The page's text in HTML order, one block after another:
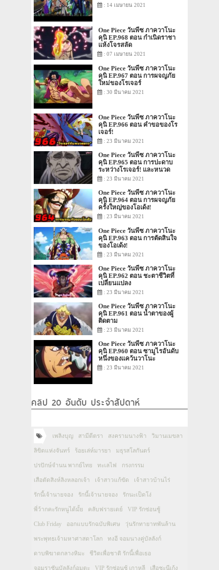
: 14 เมษายน 2021
One Piece วันพีซ ภาควาโนะ
คุนิ EP.968 ตอน กำเนิดราชา
แห้งโจรสลัด
: 07 เมษายน 2021
One Piece วันพีซ ภาควาโนะ
คุนิ EP.967 ตอน การผจญภัย
ใหม่ของโรเจอร์
: 30 มีนาคม 2021
One Piece วันพีซ ภาควาโนะ
คุนิ EP.966 ตอน คำขอของโร
เจอร์!
: 23 มีนาคม 2021
One Piece วันพีซ ภาควาโนะ
คุนิ EP.965 ตอน การปะดาบ
ระหว่างโรเจอร์! และหนวด
ขาว!: 23 มีนาคม 2021
One Piece วันพีซ ภาควาโนะ
คุนิ EP.964 ตอน การผจญภัย
ครั้งใหญ่ของโอเด้ง!
: 23 มีนาคม 2021
One Piece วันพีซ ภาควาโนะ
คุนิ EP.963 ตอน การตัดสินใจ
ของโอเด้ง!
: 23 มีนาคม 2021
One Piece วันพีซ ภาควาโนะ
คุนิ EP.962 ตอน ชะตาชีวิตที่
เปลี่ยนแปลง
: 23 มีนาคม 2021
One Piece วันพีซ ภาควาโนะ
คุนิ EP.961 ตอน น้ำตาของผู้
ติดตาม
: 23 มีนาคม 2021
One Piece วันพีซ ภาควาโนะ
คุนิ EP.960 ตอน ซามูไรอันดับ
หนึ่งของแคว้นวาโนะ
: 23 มีนาคม 2021
คลิป 20 อันดับ ประจำสัปดาห์
เพลิงบุญ สามีตีตรา สงครามนางฟ้า วิมานเมขลา
ลิขิตแห่งจันทร์ ร้อยเล่ห์มารยา มธุรสโลกันตร์
ปรปักษ์จำนน พากย์ไทย ทะเลไฟ กรงกรรม
เสือตัดสิงห์ลิงหลอกเจ้า เจ้าสาวแก้ขัด เจ้าสาวบ้านไร่
รักนี้เจ้านายจอง รักนี้เจ้านายจอง รักนะเป็ดโง่
พี่ว้ากคะรักหนูได้มั้ย คลับฟรายเดย์ VIP รักซ่อนชู้
Club Friday ออกแบบรักฉบับพิเศษ วุ่นรักทายาทพันล้าน
พระพุทธเจ้ามหาศาสดาโลก ทงอี จอมนางคู่บัลลังก์
ดาบพิฆาตกลางหิมะ ชีวิตเพื่อชาติ รักนี้เพื่อเธอ
จอมราชันบัลลังก์อมตะ VIP รักซ่อนชู้ เกาหลี เสือชะนีเก้ง